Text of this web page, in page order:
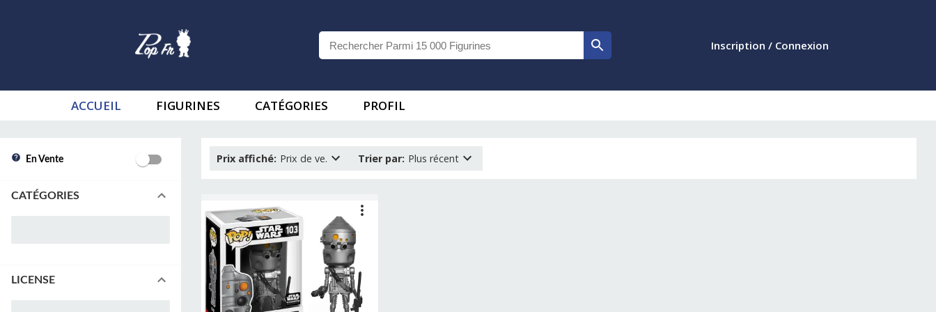
Inscription / Connexion
ACCUEIL FIGURINES CATÉGORIES PROFIL
En Vente
CATÉGORIES
LICENSE
Prix affiché: Prix de ve. Trier par: Plus récent